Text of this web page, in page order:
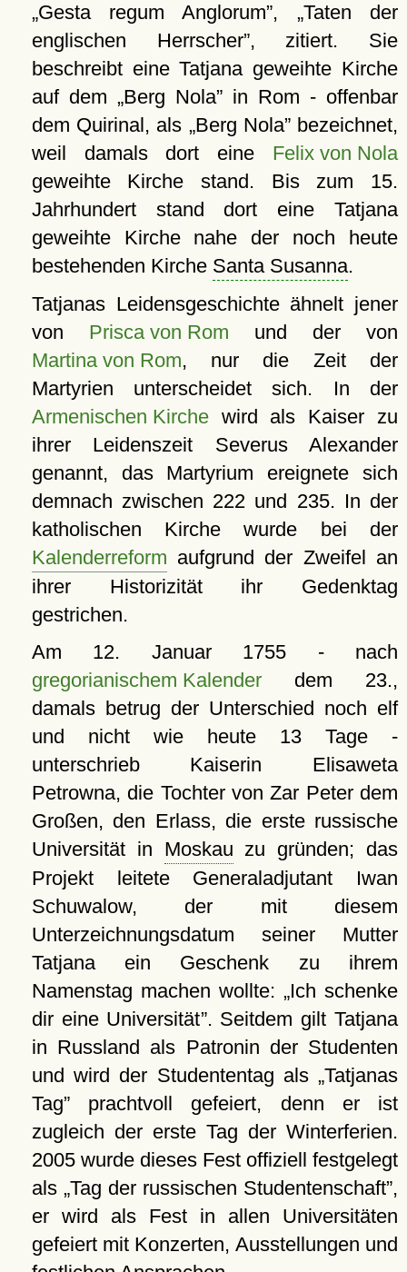
Gesta regum Anglorum ,
Taten der
englischen Herrscher , zitiert. Sie
beschreibt eine Tatjana geweihte Kirche
auf dem
Berg Nola in Rom - offenbar
dem Quirinal, als Berg Nola bezeichnet,
weil damals dort eine Felix von Nola
geweihte Kirche stand. Bis zum 15.
Jahrhundert stand dort eine Tatjana
geweihte Kirche nahe der noch heute
bestehenden Kirche Santa Susanna.
Tatjanas Leidensgeschichte ähnelt jener
von Prisca von Rom und der von
Martina von Rom, nur die Zeit der
Martyrien unterscheidet sich. In der
Armenischen Kirchewird als Kaiser zu
ihrer Leidenszeit Severus Alexander
genannt, das Martyrium ereignete sich
demnach zwischen 222 und 235. In der
katholischen Kirche wurde bei der
Kalenderreform aufgrund der Zweifel an
ihrer Historizität ihr Gedenktag
gestrichen.
Am 12. Januar 1755 - nach
gregorianischem Kalenderdem 23.,
damals betrug der Unterschied noch elf
und nicht wie heute 13 Tage -
unterschrieb Kaiserin Elisaweta
Petrowna, die Tochter von Zar Peter dem
Großen, den Erlass, die erste russische
Universität in Moskau zu gründen; das
Projekt leitete Generaladjutant Iwan
Schuwalow, der mit diesem
Unterzeichnungsdatum seiner Mutter
Tatjana ein Geschenk zu ihrem
Namenstag machen wollte:
Ich schenke
dir eine Universität . Seitdem gilt Tatjana
in Russland als Patronin der Studenten
und wird der Studententag als
Tatjanas
Tag prachtvoll gefeiert, denn er ist
zugleich der erste Tag der Winterferien.
2005 wurde dieses Fest offiziell festgelegt
als Tag der russischen Studentenschaft ,
er wird als Fest in allen Universitäten
gefeiert mit Konzerten, Ausstellungen und